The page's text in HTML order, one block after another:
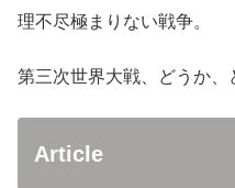
理不尽極まりない戦争。
第三次世界大戦、どうか、
Article